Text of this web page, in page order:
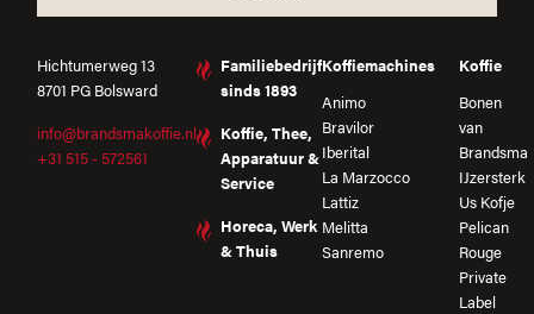
Hichtumerweg 13
8701 PG Bolsward
info@brandsmakoffie.nl
+31 515 - 572561
Familiebedrijf
sinds 1893
Koffie, Thee,
Apparatuur &
Service
Horeca, Werk
& Thuis
Koffiemachines
Animo
Bravilor
Iberital
La Marzocco
Lattiz
Melitta
Sanremo
Koffie
Bonen
van
Brandsma
IJzersterk
Us Kofje
Pelican
Rouge
Private
Label